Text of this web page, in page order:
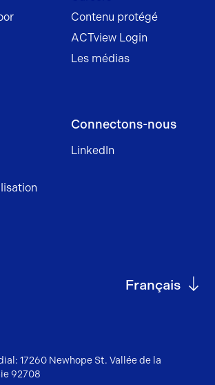
Contenu protégé
ACTview Login
Les médias
Connectons-nous
LinkedIn
Français
17260 Newhope St. Vallée de la
92708